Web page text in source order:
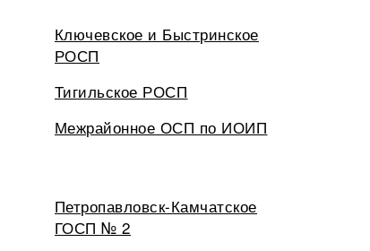
Ключевское и Быстринское
РОСП
Тигильское РОСП
Межрайонное ОСП по ИОИП
Петропавловск-Камчатское
ГОСП № 2